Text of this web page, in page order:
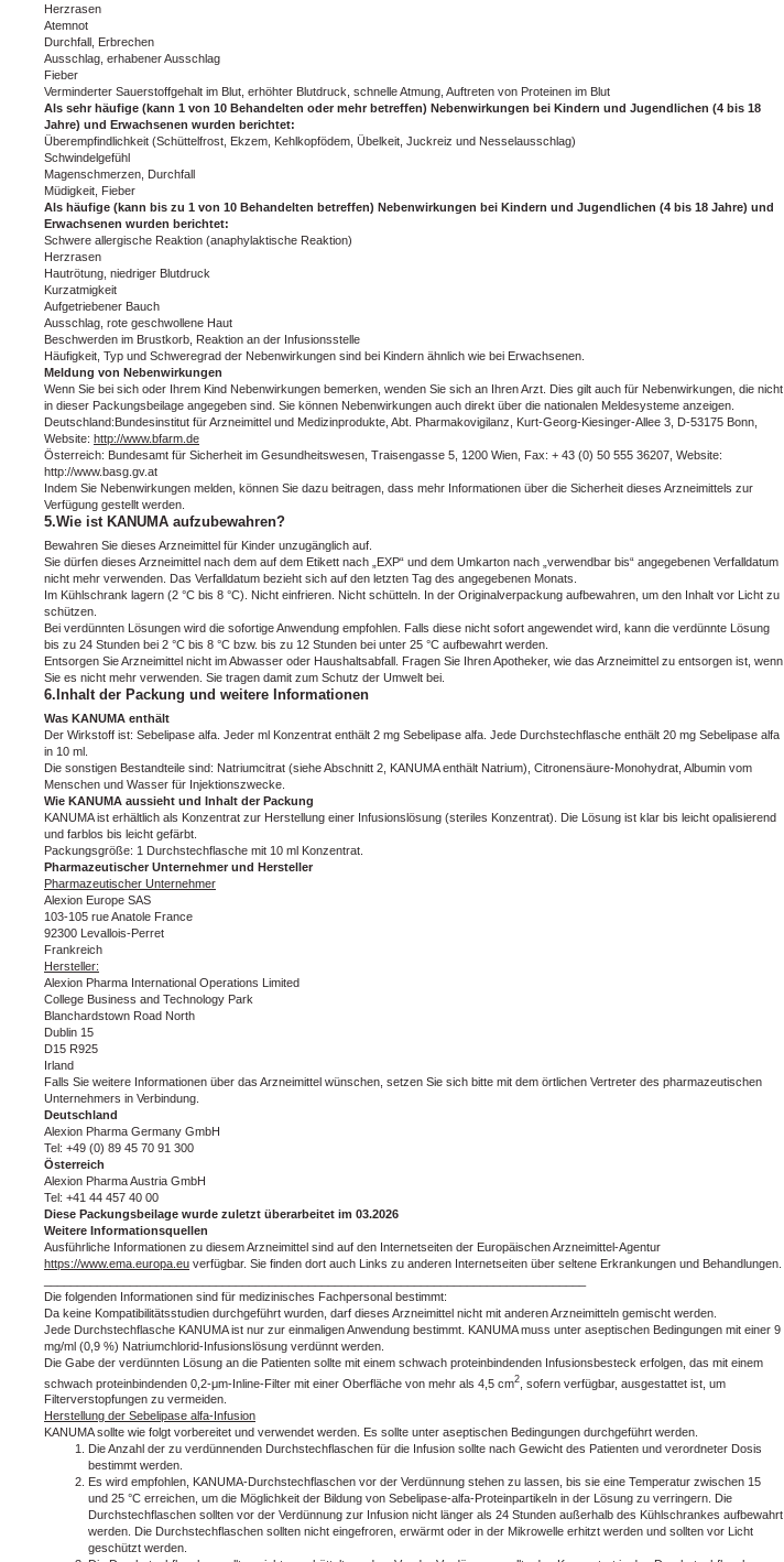
Herzrasen
Atemnot
Durchfall, Erbrechen
Ausschlag, erhabener Ausschlag
Fieber
Verminderter Sauerstoffgehalt im Blut, erhöhter Blutdruck, schnelle Atmung, Auftreten von Proteinen im Blut
Als sehr häufige (kann 1 von 10 Behandelten oder mehr betreffen) Nebenwirkungen bei Kindern und Jugendlichen (4 bis 18
Jahre) und Erwachsenen wurden berichtet:
Überempfindlichkeit (Schüttelfrost, Ekzem, Kehlkopfödem, Übelkeit, Juckreiz und Nesselausschlag)
Schwindelgefühl
Magenschmerzen, Durchfall
Müdigkeit, Fieber
Als häufige (kann bis zu 1 von 10 Behandelten betreffen) Nebenwirkungen bei Kindern und Jugendlichen (4 bis 18 Jahre) und
Erwachsenen wurden berichtet:
Schwere allergische Reaktion (anaphylaktische Reaktion)
Herzrasen
Hautrötung, niedriger Blutdruck
Kurzatmigkeit
Aufgetriebener Bauch
Ausschlag, rote geschwollene Haut
Beschwerden im Brustkorb, Reaktion an der Infusionsstelle
Häufigkeit, Typ und Schweregrad der Nebenwirkungen sind bei Kindern ähnlich wie bei Erwachsenen.
Meldung von Nebenwirkungen
Wenn Sie bei sich oder Ihrem Kind Nebenwirkungen bemerken, wenden Sie sich an Ihren Arzt. Dies gilt auch für Nebenwirkungen, die nicht
in dieser Packungsbeilage angegeben sind. Sie können Nebenwirkungen auch direkt über die nationalen Meldesysteme anzeigen.
Deutschland:Bundesinstitut für Arzneimittel und Medizinprodukte, Abt. Pharmakovigilanz, Kurt-Georg-Kiesinger-Allee 3, D-53175 Bonn,
Website: http://www.bfarm.de
Österreich: Bundesamt für Sicherheit im Gesundheitswesen, Traisengasse 5, 1200 Wien, Fax: + 43 (0) 50 555 36207, Website:
http://www.basg.gv.at
Indem Sie Nebenwirkungen melden, können Sie dazu beitragen, dass mehr Informationen über die Sicherheit dieses Arzneimittels zur
Verfügung gestellt werden.
5.Wie ist KANUMA aufzubewahren?
Bewahren Sie dieses Arzneimittel für Kinder unzugänglich auf.
Sie dürfen dieses Arzneimittel nach dem auf dem Etikett nach „EXP“ und dem Umkarton nach „verwendbar bis“ angegebenen Verfalldatum
nicht mehr verwenden. Das Verfalldatum bezieht sich auf den letzten Tag des angegebenen Monats.
Im Kühlschrank lagern (2 °C bis 8 °C). Nicht einfrieren. Nicht schütteln. In der Originalverpackung aufbewahren, um den Inhalt vor Licht zu
schützen.
Bei verdünnten Lösungen wird die sofortige Anwendung empfohlen. Falls diese nicht sofort angewendet wird, kann die verdünnte Lösung
bis zu 24 Stunden bei 2 °C bis 8 °C bzw. bis zu 12 Stunden bei unter 25 °C aufbewahrt werden.
Entsorgen Sie Arzneimittel nicht im Abwasser oder Haushaltsabfall. Fragen Sie Ihren Apotheker, wie das Arzneimittel zu entsorgen ist, wenn
Sie es nicht mehr verwenden. Sie tragen damit zum Schutz der Umwelt bei.
6.Inhalt der Packung und weitere Informationen
Was KANUMA enthält
Der Wirkstoff ist: Sebelipase alfa. Jeder ml Konzentrat enthält 2 mg Sebelipase alfa. Jede Durchstechflasche enthält 20 mg Sebelipase alfa
in 10 ml.
Die sonstigen Bestandteile sind: Natriumcitrat (siehe Abschnitt 2, KANUMA enthält Natrium), Citronensäure-Monohydrat, Albumin vom
Menschen und Wasser für Injektionszwecke.
Wie KANUMA aussieht und Inhalt der Packung
KANUMA ist erhältlich als Konzentrat zur Herstellung einer Infusionslösung (steriles Konzentrat). Die Lösung ist klar bis leicht opalisierend
und farblos bis leicht gefärbt.
Packungsgröße: 1 Durchstechflasche mit 10 ml Konzentrat.
Pharmazeutischer Unternehmer und Hersteller
Pharmazeutischer Unternehmer
Alexion Europe SAS
103-105 rue Anatole France
92300 Levallois-Perret
Frankreich
Hersteller:
Alexion Pharma International Operations Limited
College Business and Technology Park
Blanchardstown Road North
Dublin 15
D15 R925
Irland
Falls Sie weitere Informationen über das Arzneimittel wünschen, setzen Sie sich bitte mit dem örtlichen Vertreter des pharmazeutischen
Unternehmers in Verbindung.
Deutschland
Alexion Pharma Germany GmbH
Tel: +49 (0) 89 45 70 91 300
Österreich
Alexion Pharma Austria GmbH
Tel: +41 44 457 40 00
Diese Packungsbeilage wurde zuletzt überarbeitet im 03.2026
Weitere Informationsquellen
Ausführliche Informationen zu diesem Arzneimittel sind auf den Internetseiten der Europäischen Arzneimittel-Agentur
https://www.ema.europa.eu verfügbar. Sie finden dort auch Links zu anderen Internetseiten über seltene Erkrankungen und Behandlungen.
Die folgenden Informationen sind für medizinisches Fachpersonal bestimmt:
Da keine Kompatibilitätsstudien durchgeführt wurden, darf dieses Arzneimittel nicht mit anderen Arzneimitteln gemischt werden.
Jede Durchstechflasche KANUMA ist nur zur einmaligen Anwendung bestimmt. KANUMA muss unter aseptischen Bedingungen mit einer 9
mg/ml (0,9 %) Natriumchlorid-Infusionslösung verdünnt werden.
Die Gabe der verdünnten Lösung an die Patienten sollte mit einem schwach proteinbindenden Infusionsbesteck erfolgen, das mit einem
schwach proteinbindenden 0,2‑μm-Inline-Filter mit einer Oberfläche von mehr als 4,5 cm2 , sofern verfügbar, ausgestattet ist, um
Filterverstopfungen zu vermeiden.
Herstellung der Sebelipase alfa-Infusion
KANUMA sollte wie folgt vorbereitet und verwendet werden. Es sollte unter aseptischen Bedingungen durchgeführt werden.
Die Anzahl der zu verdünnenden Durchstechflaschen für die Infusion sollte nach Gewicht des Patienten und verordneter Dosis
bestimmt werden.
Es wird empfohlen, KANUMA-Durchstechflaschen vor der Verdünnung stehen zu lassen, bis sie eine Temperatur zwischen 15
und 25 °C erreichen, um die Möglichkeit der Bildung von Sebelipase-alfa-Proteinpartikeln in der Lösung zu verringern. Die
Durchstechflaschen sollten vor der Verdünnung zur Infusion nicht länger als 24 Stunden außerhalb des Kühlschrankes aufbewahrt
werden. Die Durchstechflaschen sollten nicht eingefroren, erwärmt oder in der Mikrowelle erhitzt werden und sollten vor Licht
geschützt werden.